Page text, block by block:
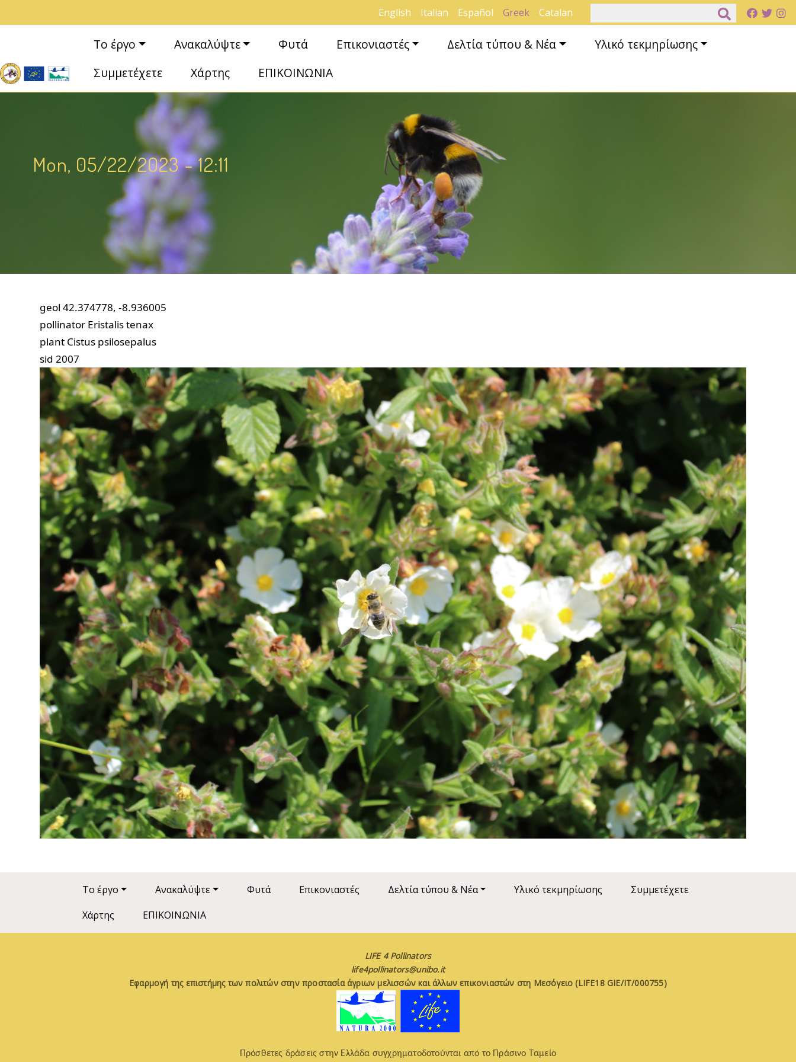
English Italian Español Greek Catalan
Κεντρική πλοήγηση
Το έργο Ανακαλύψτε Φυτά Επικονιαστές Δελτία τύπου & Νέα
Υλικό τεκμηρίωσης
Συμμετέχετε
Χάρτης ΕΠΙΚΟΙΝΩΝΙΑ
Mon, 05/22/2023 - 12:11
geol 42.374778, -8.936005
pollinator Eristalis tenax
plant Cistus psilosepalus
sid 2007
Main navigation
Το έργο Ανακαλύψτε Φυτά Επικονιαστές Δελτία τύπου & Νέα Υλικό τεκμηρίωσης
Συμμετέχετε
Χάρτης
ΕΠΙΚΟΙΝΩΝΙΑ
LIFE 4 Pollinators
life4pollinators@unibo.it
Εφαρμογή της επιστήμης των πολιτών στην προστασία άγριων μελισσών και άλλων επικονιαστών στη Μεσόγειο (LIFE18 GIE/IT/000755)
Πρόσθετες δράσεις στην Ελλάδα συγχρηματοδοτούνται από το Πράσινο Ταμείο